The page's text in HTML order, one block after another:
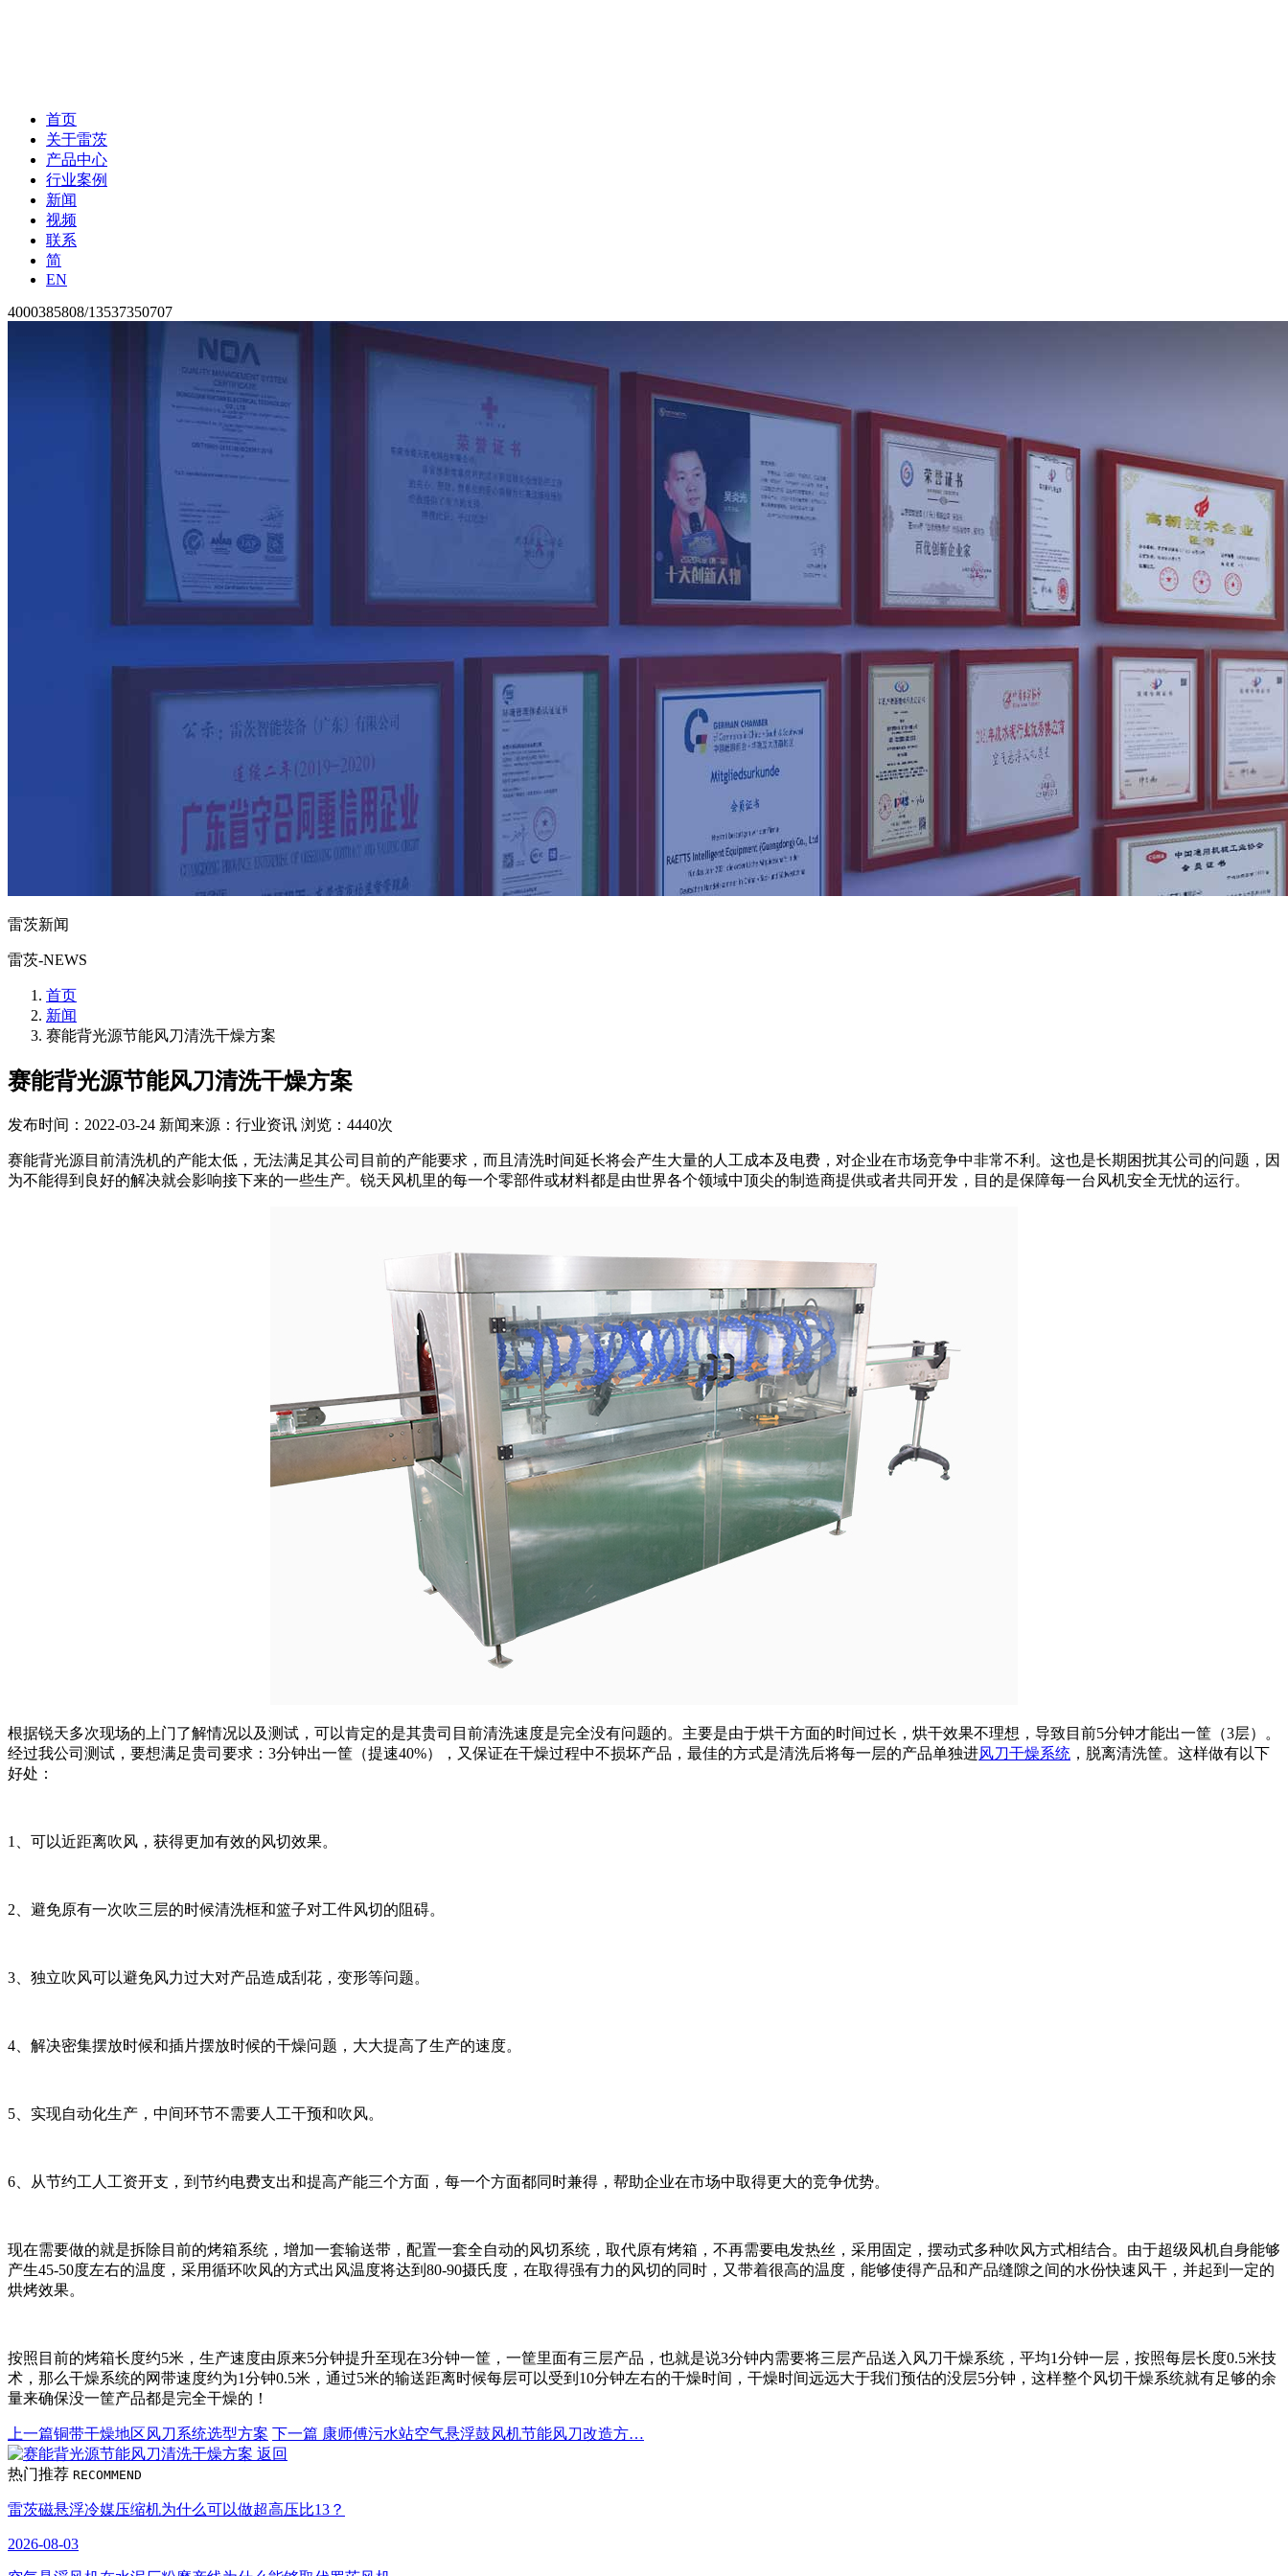
首页
关于雷茨
产品中心
行业案例
新闻
视频
联系
简
EN
4000385808/13537350707
雷茨新闻
雷茨-NEWS
首页
新闻
赛能背光源节能风刀清洗干燥方案
赛能背光源节能风刀清洗干燥方案
发布时间：2022-03-24 新闻来源：行业资讯 浏览：4440次
赛能背光源目前清洗机的产能太低，无法满足其公司目前的产能要求，而且清洗时间延长将会产生大量的人工成本及电费，对企业在市场竞争中非常不利。这也是长期困扰其公司的问题，因
为不能得到良好的解决就会影响接下来的一些生产。锐天风机里的每一个零部件或材料都是由世界各个领域中顶尖的制造商提供或者共同开发，目的是保障每一台风机安全无忧的运行。
根据锐天多次现场的上门了解情况以及测试，可以肯定的是其贵司目前清洗速度是完全没有问题的。主要是由于烘干方面的时间过长，烘干效果不理想，导致目前5分钟才能出一筐（3层）。
经过我公司测试，要想满足贵司要求：3分钟出一筐（提速40%），又保证在干燥过程中不损坏产品，最佳的方式是清洗后将每一层的产品单独进风刀干燥系统 ，脱离清洗筐。这样做有以下
好处：
1、可以近距离吹风，获得更加有效的风切效果。
2、避免原有一次吹三层的时候清洗框和篮子对工件风切的阻碍。
3、独立吹风可以避免风力过大对产品造成刮花，变形等问题。
4、解决密集摆放时候和插片摆放时候的干燥问题，大大提高了生产的速度。
5、实现自动化生产，中间环节不需要人工干预和吹风。
6、从节约工人工资开支，到节约电费支出和提高产能三个方面，每一个方面都同时兼得，帮助企业在市场中取得更大的竞争优势。
现在需要做的就是拆除目前的烤箱系统，增加一套输送带，配置一套全自动的风切系统，取代原有烤箱，不再需要电发热丝，采用固定，摆动式多种吹风方式相结合。由于超级风机自身能够
产生45-50度左右的温度，采用循环吹风的方式出风温度将达到80-90摄氏度，在取得强有力的风切的同时，又带着很高的温度，能够使得产品和产品缝隙之间的水份快速风干，并起到一定的
烘烤效果。
按照目前的烤箱长度约5米，生产速度由原来5分钟提升至现在3分钟一筐，一筐里面有三层产品，也就是说3分钟内需要将三层产品送入风刀干燥系统，平均1分钟一层，按照每层长度0.5米技
术，那么干燥系统的网带速度约为1分钟0.5米，通过5米的输送距离时候每层可以受到10分钟左右的干燥时间，干燥时间远远大于我们预估的没层5分钟，这样整个风切干燥系统就有足够的余
量来确保没一筐产品都是完全干燥的！
上一篇铜带干燥地区风刀系统选型方案 下一篇 康师傅污水站空气悬浮鼓风机节能风刀改造方…
返回
热门推荐 RECOMMEND
雷茨磁悬浮冷媒压缩机为什么可以做超高压比13？
2026-08-03